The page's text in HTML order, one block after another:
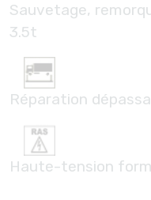
Sauvetage,
3.5t
Réparation
Haute-tension